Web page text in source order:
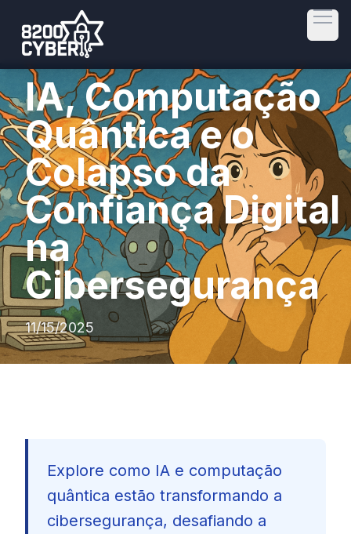
IA, Computação
Quântica e o
Colapso da
Confiança Digital
na
Cibersegurança
11/15/2025
Explore como IA e computação
quântica estão transformando a
cibersegurança, desafiando a